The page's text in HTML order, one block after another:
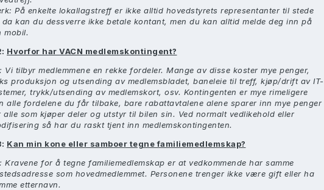
På enkelte lokallagstreff er ikke alltid hovedstyrets representanter til stede
da kan du dessverre ikke betale kontant, men du kan alltid melde deg inn på
mobil.
Hvorfor har VACN medlemskontingent?
Vi tilbyr medlemmene en rekke fordeler. Mange av disse koster mye penger,
produksjon og utsending av medlemsbladet, baneleie til treff, kjøp/drift av IT-
trykk/utsending av medlemskort, osv. Kontingenten er mye rimeligere
alle fordelene du får tilbake, bare rabattavtalene alene sparer inn mye penger
alle som kjøper deler og utstyr til bilen sin. Ved normalt vedlikehold eller
så har du raskt tjent inn medlemskontingenten.
Kan min kone eller samboer tegne familiemedlemskap?
Kravene for å tegne familiemedlemskap er at vedkommende har samme
som hovedmedlemmet. Personene trenger ikke være gift eller ha
etternavn.